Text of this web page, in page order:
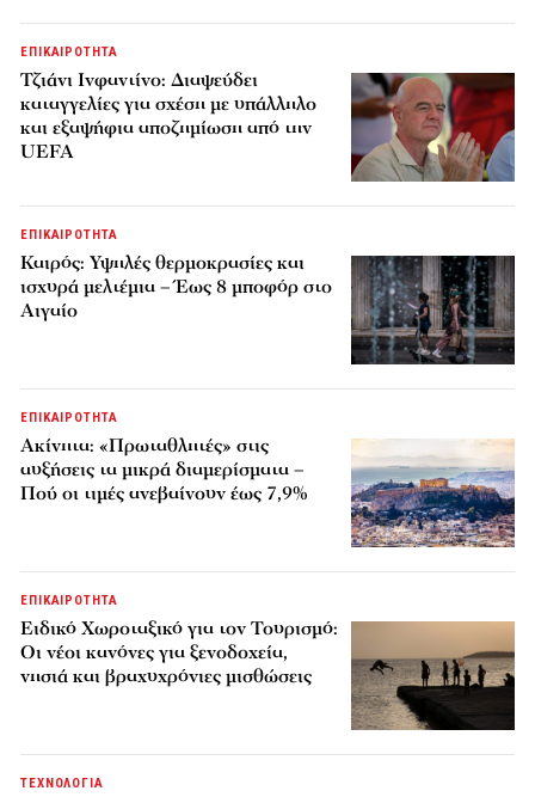
ΕΠΙΚΑΙΡΟΤΗΤΑ
Τζιάνι Ινφαντίνο: Διαψεύδει
καταγγελίες για σχέση με υπάλληλο
και εξαψήφια αποζημίωση από την
UEFA
ΕΠΙΚΑΙΡΟΤΗΤΑ
Καιρός: Υψηλές θερμοκρασίες και
ισχυρά μελτέμια – Έως 8 μποφόρ στο
Αιγαίο
ΕΠΙΚΑΙΡΟΤΗΤΑ
Ακίνητα: «Πρωταθλητές» στις
αυξήσεις τα μικρά διαμερίσματα –
Πού οι τιμές ανεβαίνουν έως 7,9%
ΕΠΙΚΑΙΡΟΤΗΤΑ
Ειδικό Χωροταξικό για τον Τουρισμό:
Οι νέοι κανόνες για ξενοδοχεία,
νησιά και βραχυχρόνιες μισθώσεις
ΤΕΧΝΟΛΟΓΙΑ